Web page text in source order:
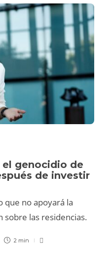
genocidio de
de investir
que no apoyará la
sobre las residencias.
2 min